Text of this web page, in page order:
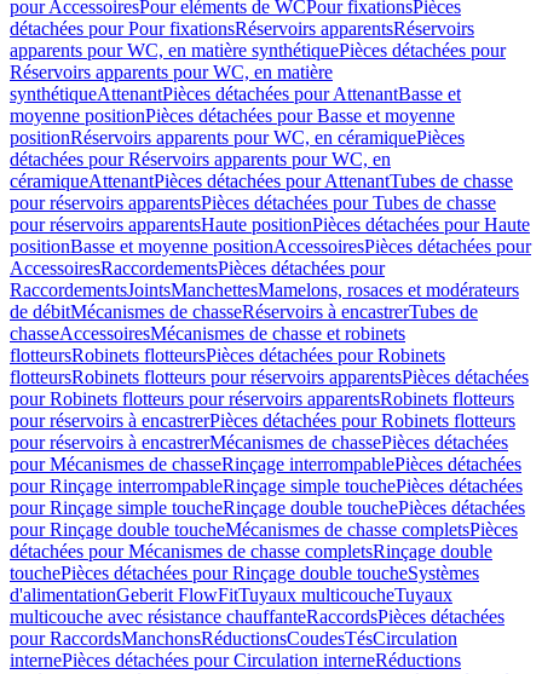
pour AccessoiresPour eléments de WCPour fixationsPièces
détachées pour Pour fixationsRéservoirs apparentsRéservoirs
apparents pour WC, en matière synthétiquePièces détachées pour
Réservoirs apparents pour WC, en matière
synthétiqueAttenantPièces détachées pour AttenantBasse et
moyenne positionPièces détachées pour Basse et moyenne
positionRéservoirs apparents pour WC, en céramiquePièces
détachées pour Réservoirs apparents pour WC, en
céramiqueAttenantPièces détachées pour AttenantTubes de chasse
pour réservoirs apparentsPièces détachées pour Tubes de chasse
pour réservoirs apparentsHaute positionPièces détachées pour Haute
positionBasse et moyenne positionAccessoiresPièces détachées pour
AccessoiresRaccordementsPièces détachées pour
RaccordementsJointsManchettesMamelons, rosaces et modérateurs
de débitMécanismes de chasseRéservoirs à encastrerTubes de
chasseAccessoiresMécanismes de chasse et robinets
flotteursRobinets flotteursPièces détachées pour Robinets
flotteursRobinets flotteurs pour réservoirs apparentsPièces détachées
pour Robinets flotteurs pour réservoirs apparentsRobinets flotteurs
pour réservoirs à encastrerPièces détachées pour Robinets flotteurs
pour réservoirs à encastrerMécanismes de chassePièces détachées
pour Mécanismes de chasseRinçage interrompablePièces détachées
pour Rinçage interrompableRinçage simple touchePièces détachées
pour Rinçage simple toucheRinçage double touchePièces détachées
pour Rinçage double toucheMécanismes de chasse completsPièces
détachées pour Mécanismes de chasse completsRinçage double
touchePièces détachées pour Rinçage double toucheSystèmes
d'alimentationGeberit FlowFitTuyaux multicoucheTuyaux
multicouche avec résistance chauffanteRaccordsPièces détachées
pour RaccordsManchonsRéductionsCoudesTésCirculation
internePièces détachées pour Circulation interneRéductions